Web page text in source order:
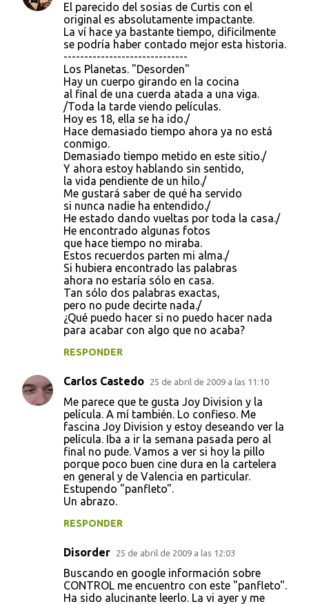
El parecido del sosias de Curtis con el
original es absolutamente impactante.
La ví hace ya bastante tiempo, dificilmente
se podría haber contado mejor esta historia.
------------------------------
Los Planetas. "Desorden"
Hay un cuerpo girando en la cocina
al final de una cuerda atada a una viga.
/Toda la tarde viendo películas.
Hoy es 18, ella se ha ido./
Hace demasiado tiempo ahora ya no está
conmigo.
Demasiado tiempo metido en este sitio./
Y ahora estoy hablando sin sentido,
la vida pendiente de un hilo./
Me gustará saber de qué ha servido
si nunca nadie ha entendido./
He estado dando vueltas por toda la casa./
He encontrado algunas fotos
que hace tiempo no miraba.
Estos recuerdos parten mi alma./
Si hubiera encontrado las palabras
ahora no estaría sólo en casa.
Tan sólo dos palabras exactas,
pero no pude decirte nada./
¿Qué puedo hacer si no puedo hacer nada
para acabar con algo que no acaba?
RESPONDER
Carlos Castedo 25 de abril de 2009 a las 11:10
Me parece que te gusta Joy Division y la
película. A mí también. Lo confieso. Me
fascina Joy Division y estoy deseando ver la
película. Iba a ir la semana pasada pero al
final no pude. Vamos a ver si hoy la pillo
porque poco buen cine dura en la cartelera
en general y de Valencia en particular.
Estupendo "panfleto".
Un abrazo.
RESPONDER
Disorder 25 de abril de 2009 a las 12:03
Buscando en google información sobre
CONTROL me encuentro con este "panfleto".
Ha sido alucinante leerlo. La vi ayer y me